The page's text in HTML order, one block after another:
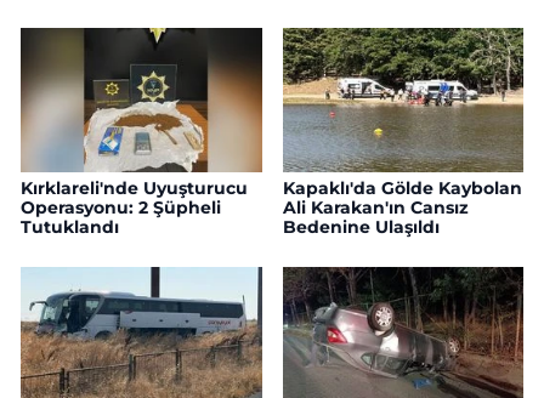
Kırklareli'nde Uyuşturucu
Operasyonu: 2 Şüpheli
Tutuklandı
Kapaklı'da Gölde Kaybolan
Ali Karakan'ın Cansız
Bedenine Ulaşıldı